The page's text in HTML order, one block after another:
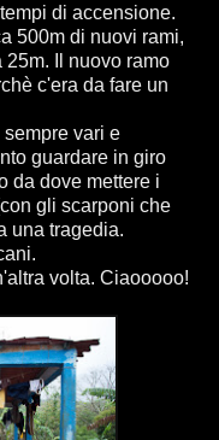
di accensione.
500m di nuovi rami,
Il nuovo ramo
c'era da fare un
sempre vari e
guardare in giro
da dove mettere i
gli scarponi che
una tragedia.
volta. Ciaooooo!